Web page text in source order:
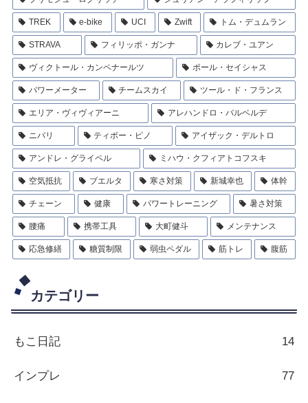
TREK e-bike UCI Zwift トム・デュムラン
STRAVA フィリッポ・ガンナ カレブ・ユアン
ヴィクトール・カンペナールツ ポール・セイシャス
パワーメーター チームスカイ ツール・ド・フランス
エリア・ヴィヴィアーニ アレハンドロ・バルベルデ
ニバリ ティボー・ピノ アイザック・デルトロ
アンドレ・グライペル ミハウ・クフィアトコフスキ
空気抵抗 ブエルタ 寒さ対策 新城幸也 体幹
チェーン 健康 パワートレーニング 暑さ対策
腰痛 携帯工具 大町健斗 メンテナンス
応急修繕 糖質制限 弱虫ペダル 筋トレ 腹筋
カテゴリー
もこ日記 14
インプレ 77